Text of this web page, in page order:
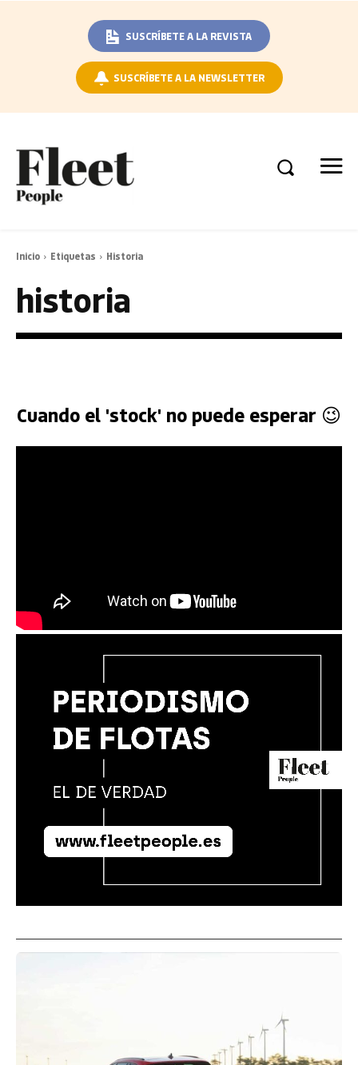
SUSCRÍBETE A LA REVISTA
SUSCRÍBETE A LA NEWSLETTER
Inicio Etiquetas Historia
historia
Cuando el 'stock' no puede esperar 😉